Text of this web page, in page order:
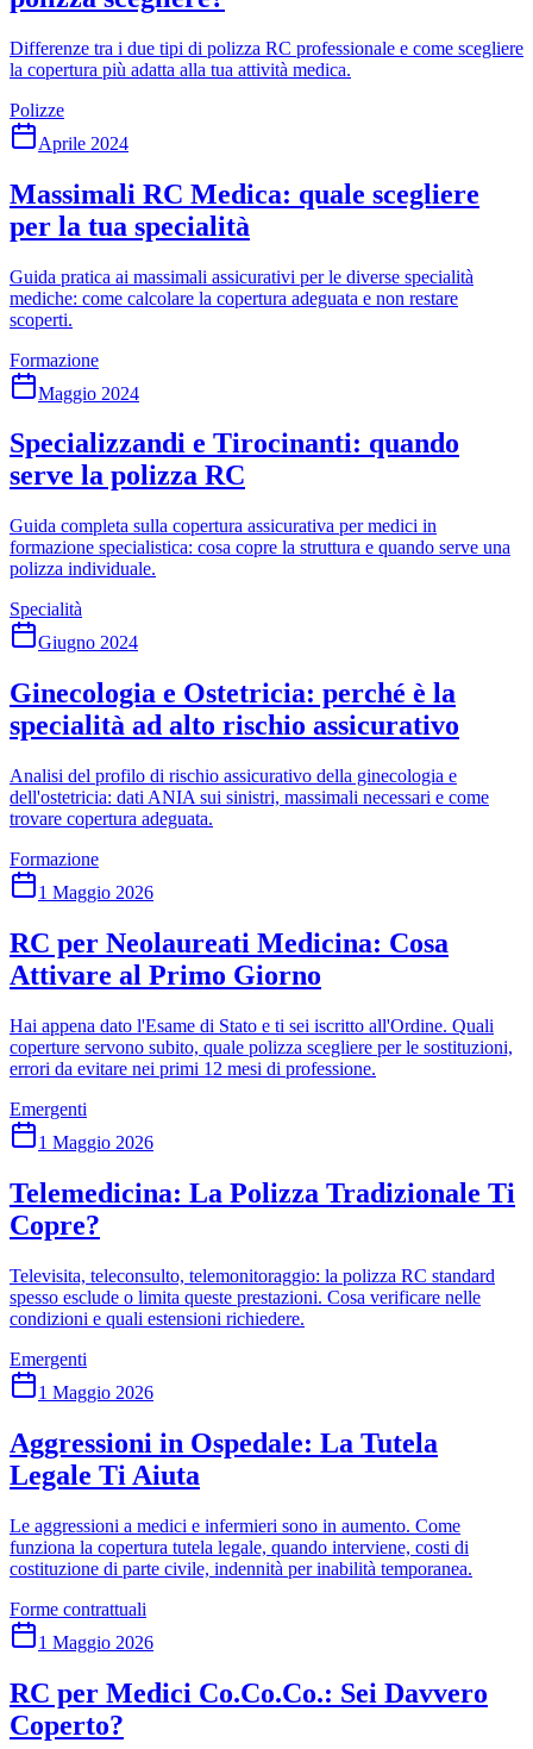
Differenze tra i due tipi di polizza RC professionale e come scegliere
la copertura più adatta alla tua attività medica.
Polizze
Aprile 2024
Massimali RC Medica: quale scegliere
per la tua specialità
Guida pratica ai massimali assicurativi per le diverse specialità
mediche: come calcolare la copertura adeguata e non restare
scoperti.
Formazione
Maggio 2024
Specializzandi e Tirocinanti: quando
serve la polizza RC
Guida completa sulla copertura assicurativa per medici in
formazione specialistica: cosa copre la struttura e quando serve una
polizza individuale.
Specialità
Giugno 2024
Ginecologia e Ostetricia: perché è la
specialità ad alto rischio assicurativo
Analisi del profilo di rischio assicurativo della ginecologia e
dell'ostetricia: dati ANIA sui sinistri, massimali necessari e come
trovare copertura adeguata.
Formazione
1 Maggio 2026
RC per Neolaureati Medicina: Cosa
Attivare al Primo Giorno
Hai appena dato l'Esame di Stato e ti sei iscritto all'Ordine. Quali
coperture servono subito, quale polizza scegliere per le sostituzioni,
errori da evitare nei primi 12 mesi di professione.
Emergenti
1 Maggio 2026
Telemedicina: La Polizza Tradizionale Ti
Copre?
Televisita, teleconsulto, telemonitoraggio: la polizza RC standard
spesso esclude o limita queste prestazioni. Cosa verificare nelle
condizioni e quali estensioni richiedere.
Emergenti
1 Maggio 2026
Aggressioni in Ospedale: La Tutela
Legale Ti Aiuta
Le aggressioni a medici e infermieri sono in aumento. Come
funziona la copertura tutela legale, quando interviene, costi di
costituzione di parte civile, indennità per inabilità temporanea.
Forme contrattuali
1 Maggio 2026
RC per Medici Co.Co.Co.: Sei Davvero
Coperto?